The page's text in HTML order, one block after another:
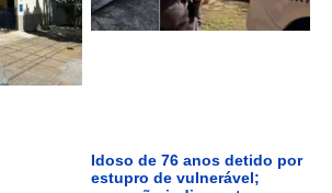
Idoso de 76 anos detido por
estupro de vulnerável;